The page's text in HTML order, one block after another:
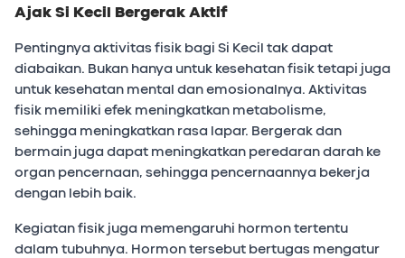
Ajak Si Kecil Bergerak Aktif
Pentingnya aktivitas fisik bagi Si Kecil tak dapat
diabaikan. Bukan hanya untuk kesehatan fisik tetapi juga
untuk kesehatan mental dan emosionalnya. Aktivitas
fisik memiliki efek meningkatkan metabolisme,
sehingga meningkatkan rasa lapar. Bergerak dan
bermain juga dapat meningkatkan peredaran darah ke
organ pencernaan, sehingga pencernaannya bekerja
dengan lebih baik.
Kegiatan fisik juga memengaruhi hormon tertentu
dalam tubuhnya. Hormon tersebut bertugas mengatur